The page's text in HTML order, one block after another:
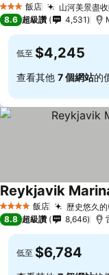
3 星級 飯店 山河美景盡
8.6 超級讚 4,531
低至 $4,245
查看其他 7 個網站的
4 星級 飯店 歷史悠久
Reykjavik
8.8 超級讚 8,646
低至 $6,784